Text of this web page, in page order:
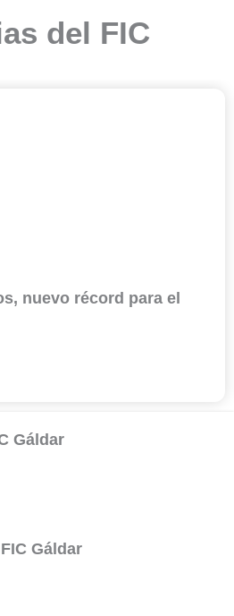
del FIC
nuevo récord para el
Gáldar
Gáldar